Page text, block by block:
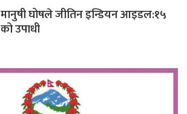
मानुषी घोषले जीतिन इन्डियन आइडल:१५
को उपाधी